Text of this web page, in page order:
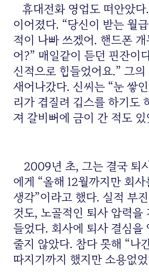
휴대전화 영업도 떠안았
이어졌다. “당신이 받는 월
적이 나빠 쓰겠어. 핸드폰
어?” 매일같이 듣던 핀잔이
신적으로 힘들었어요.” 그
새어나갔다. 신씨는 “눈 쌓
리가 겹질려 깁스를 하기도
져 갈비뼈에 금이 간 적도
2009년 초, 그는 결국 퇴
에게 “올해 12월까지만 회
생각”이라고 했다. 실적 부
것도, 노골적인 퇴사 압력을
들었다. 회사에 퇴사 결심을
줄지 않았다. 참다 못해 “나
따지기까지 했지만 소용없